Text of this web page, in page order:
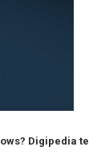
Digipedia te